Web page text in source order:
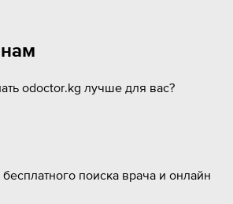
odoctor.kg лучше для вас?
поиска врача и онлайн